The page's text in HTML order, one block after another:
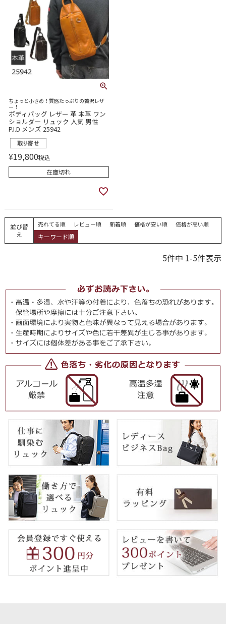
ちょっと小さめ！質感たっぷりの贅沢レザ
ー！
ボディバッグ レザー 革 本革 ワン
ショルダー リュック 人気 男性
P.I.D メンズ 25942
¥19,800税込
在庫切れ
並び替
え
売れてる順 レビュー順 新着順 価格が安い順 価格が高い順
キーワード順
5件中 1-5件表示